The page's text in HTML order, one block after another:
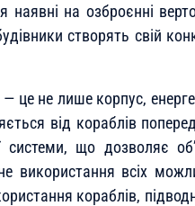
наявні на озброєнні
створять свій
це не лише корпус,
від кораблів
системи, що дозволяє
використання всіх
кораблів,